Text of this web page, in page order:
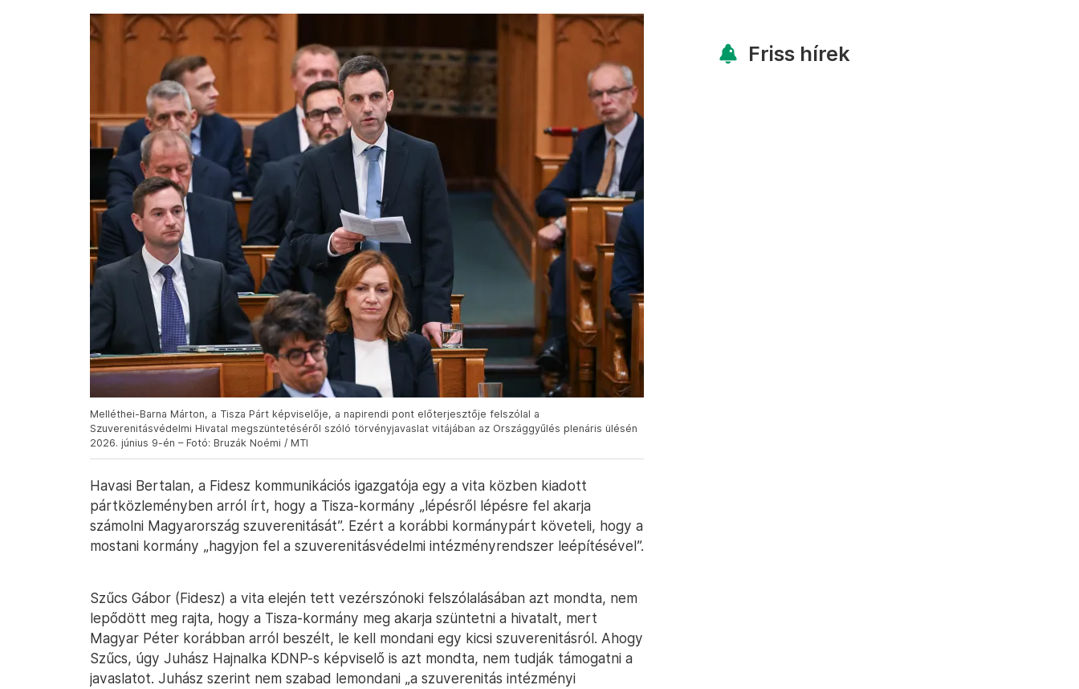
Melléthei-Barna Márton, a Tisza Párt képviselője, a napirendi pont előterjesztője felszólal a
Szuverenitásvédelmi Hivatal megszüntetéséről szóló törvényjavaslat vitájában az Országgyűlés plenáris ülésén
2026. június 9-én – Fotó: Bruzák Noémi / MTI
Havasi Bertalan, a Fidesz kommunikációs igazgatója egy a vita közben kiadott
pártközleményben arról írt, hogy a Tisza-kormány „lépésről lépésre fel akarja
számolni Magyarország szuverenitását”. Ezért a korábbi kormánypárt követeli, hogy a
mostani kormány „hagyjon fel a szuverenitásvédelmi intézményrendszer leépítésével”.
Szűcs Gábor (Fidesz) a vita elején tett vezérszónoki felszólalásában azt mondta, nem
lepődött meg rajta, hogy a Tisza-kormány meg akarja szüntetni a hivatalt, mert
Magyar Péter korábban arról beszélt, le kell mondani egy kicsi szuverenitásról. Ahogy
Szűcs, úgy Juhász Hajnalka KDNP-s képviselő is azt mondta, nem tudják támogatni a
javaslatot. Juhász szerint nem szabad lemondani „a szuverenitás intézményi
Friss hírek